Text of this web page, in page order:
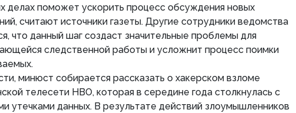
делах поможет ускорить процесс обсуждения новых
считают источники газеты. Другие сотрудники ведомства
что данный шаг создаст значительные проблемы для
следственной работы и усложнит процесс поимки
минюст собирается рассказать о хакерском взломе
телесети HBO, которая в середине года столкнулась с
утечками данных. В результате действий злоумышленников